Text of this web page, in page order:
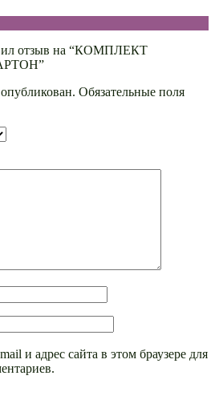
отзыв на “КОМПЛЕКТ
Обязательные поля
и адрес сайта в этом браузере для